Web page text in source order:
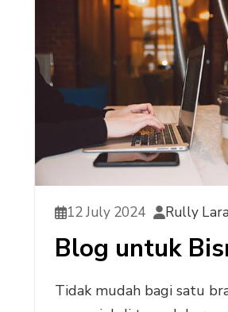
12 July 2024 Rully
Blog untuk
Tidak mudah bagi satu